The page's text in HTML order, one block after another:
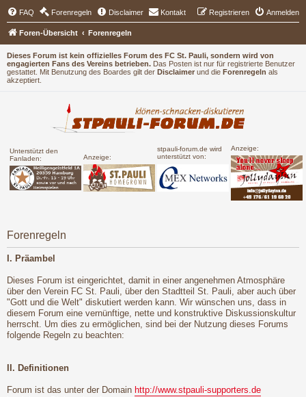
Dieses Forum ist kein offizielles Forum des FC St. Pauli, sondern wird von
engagierten Fans des Vereins betrieben. Das Posten ist nur für registrierte Benutzer
gestattet. Mit Benutzung des Boardes gilt der Disclaimer und die Forenregeln als
akzeptiert.
Unterstützt den
Fanladen:
Anzeige:
stpauli-forum.de wird
unterstützt von:
Anzeige:
FAQ Forenregeln Disclaimer Kontakt Anmelden
Registrieren
Foren-Übersicht Forenregeln
Forenregeln
I. Präambel
Dieses Forum ist eingerichtet, damit in einer angenehmen Atmosphäre
über den Verein FC St. Pauli, über den Stadtteil St. Pauli, aber auch über
"Gott und die Welt" diskutiert werden kann. Wir wünschen uns, dass in
diesem Forum eine vernünftige, nette und konstruktive Diskussionskultur
herrscht. Um dies zu ermöglichen, sind bei der Nutzung dieses Forums
folgende Regeln zu beachten:
II. Definitionen
Forum ist das unter der Domain http://www.stpauli-supporters.de